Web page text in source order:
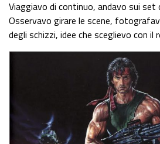
Viaggiavo di continuo, andavo sui set
Osservavo girare le scene,
degli schizzi, idee che sceglievo con il